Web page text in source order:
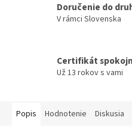
Doručenie do
V rámci Slovenska
Certifikát
Už 13 rokov s vami
Popis Hodnotenie Diskusia